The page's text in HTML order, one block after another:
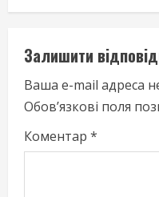
n
u
e
R
Залишити
Ваша e-mail адреса
Обов’язкові поля
Коментар *